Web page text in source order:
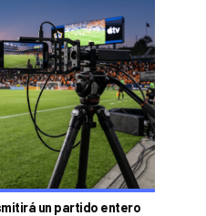
un partido entero